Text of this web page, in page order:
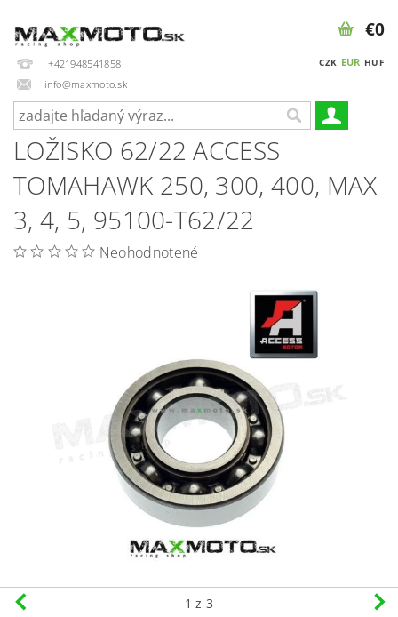
+421948541858
info@maxmoto.sk
CZK EUR HUF
€0
LOŽISKO 62/22 ACCESS
TOMAHAWK 250, 300, 400, MAX
3, 4, 5, 95100-T62/22
Neohodnotené
1 z 3